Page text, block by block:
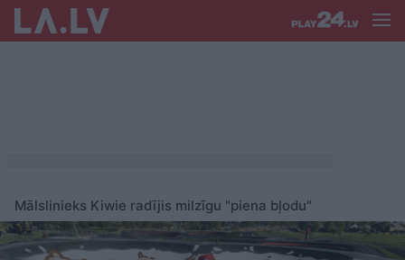
Mālslinieks Kiwie radījis milzīgu "piena bļodu"